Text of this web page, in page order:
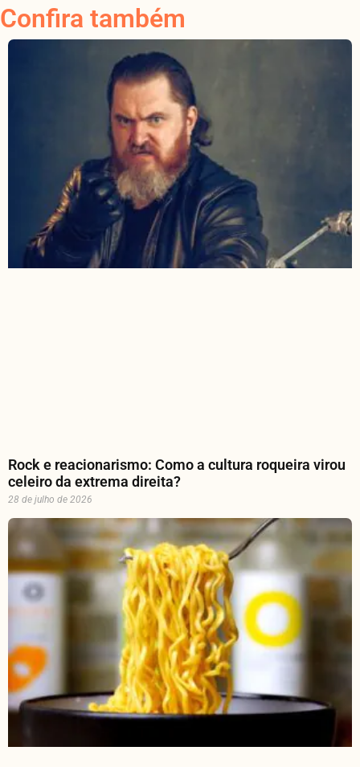
Confira também
Rock e reacionarismo: Como a cultura roqueira virou
celeiro da extrema direita?
28 de julho de 2026